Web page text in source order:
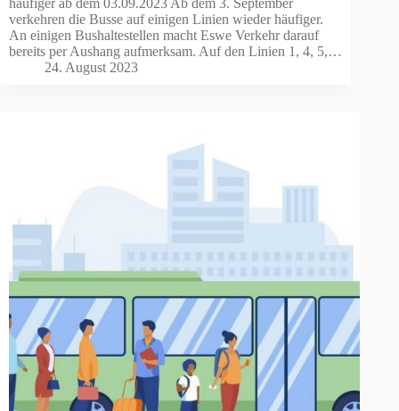
häufiger ab dem 03.09.2023 Ab dem 3. September
verkehren die Busse auf einigen Linien wieder häufiger.
An einigen Bushaltestellen macht Eswe Verkehr darauf
bereits per Aushang aufmerksam. Auf den Linien 1, 4, 5,…
24. August 2023